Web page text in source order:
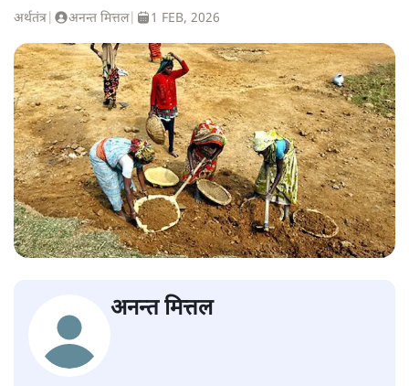
अर्थतंत्र अनन्त मित्तल| 1 FEB, 2026
अनन्त मित्तल